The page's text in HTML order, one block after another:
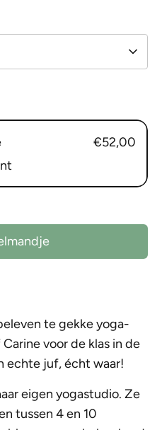
€52,00
te gekke yoga-
voor de klas in de
echte juf, écht waar!
eigen yogastudio. Ze
tussen 4 en 10